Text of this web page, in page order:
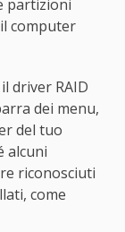
partizioni
computer
driver RAID
dei menu,
del tuo
alcuni
riconosciuti
come